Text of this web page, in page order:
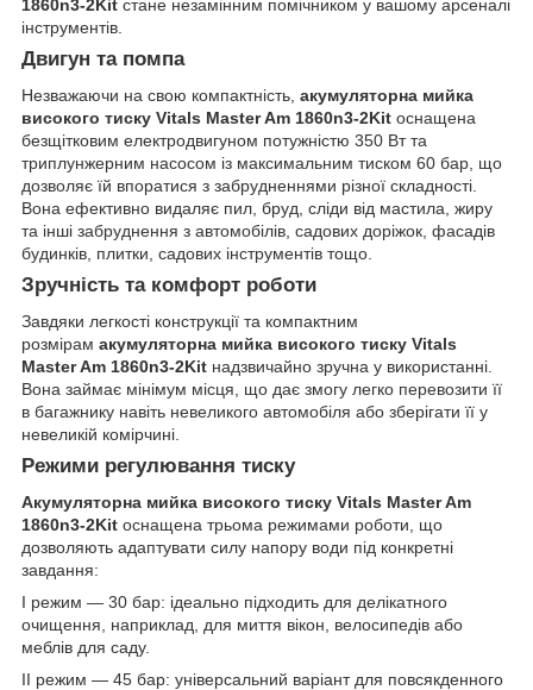
1860n3-2Kit стане незамінним помічником у вашому арсеналі
інструментів.
Двигун та помпа
Незважаючи на свою компактність, акумуляторна мийка
високого тиску Vitals Master Am 1860n3-2Kit оснащена
безщітковим електродвигуном потужністю 350 Вт та
триплунжерним насосом із максимальним тиском 60 бар, що
дозволяє їй впоратися з забрудненнями різної складності.
Вона ефективно видаляє пил, бруд, сліди від мастила, жиру
та інші забруднення з автомобілів, садових доріжок, фасадів
будинків, плитки, садових інструментів тощо.
Зручність та комфорт роботи
Завдяки легкості конструкції та компактним
розмірам акумуляторна мийка високого тиску Vitals
Master Am 1860n3-2Kit надзвичайно зручна у використанні.
Вона займає мінімум місця, що дає змогу легко перевозити її
в багажнику навіть невеликого автомобіля або зберігати її у
невеликій комірчині.
Режими регулювання тиску
Акумуляторна мийка високого тиску Vitals Master Am
1860n3-2Kit оснащена трьома режимами роботи, що
дозволяють адаптувати силу напору води під конкретні
завдання:
I режим — 30 бар: ідеально підходить для делікатного
очищення, наприклад, для миття вікон, велосипедів або
меблів для саду.
II режим — 45 бар: універсальний варіант для повсякденного